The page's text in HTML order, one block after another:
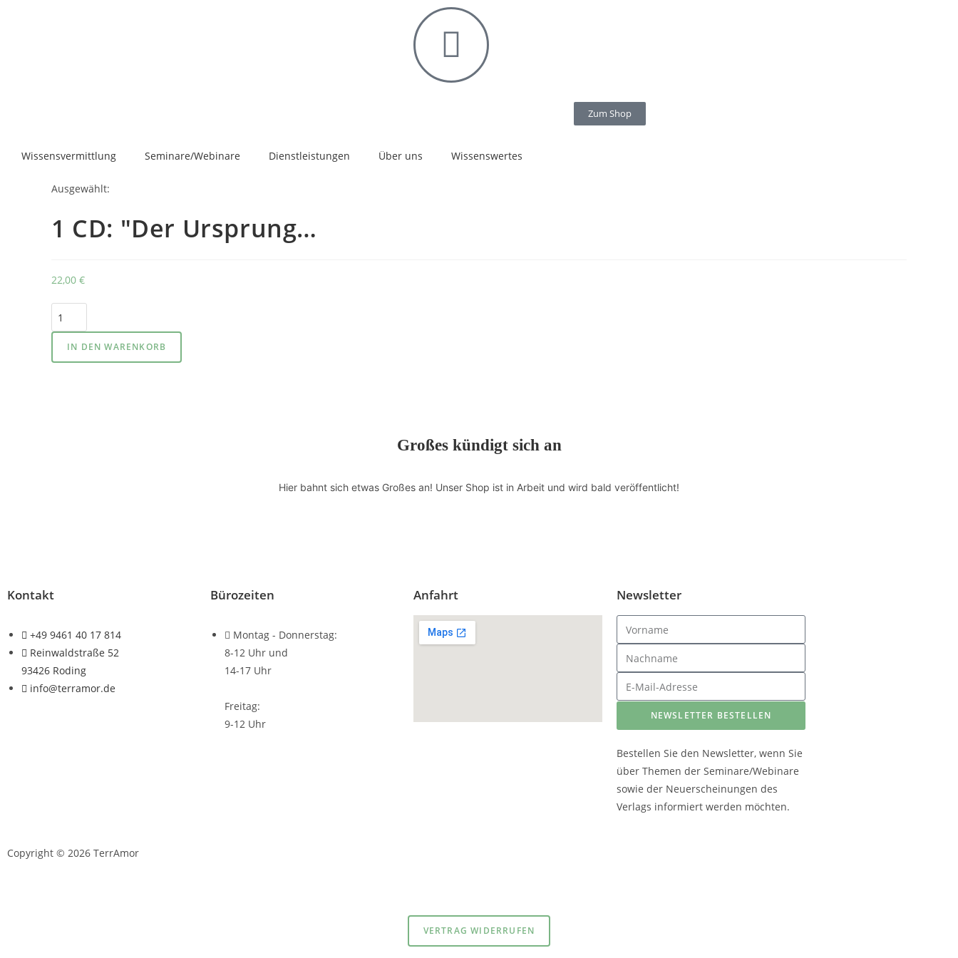
Zum Shop
Wissensvermittlung Seminare/Webinare Dienstleistungen Über uns Wissenswertes
Ausgewählt:
1 CD: "Der Ursprung…
22,00 €
IN DEN WARENKORB
Großes kündigt sich an
Hier bahnt sich etwas Großes an! Unser Shop ist in Arbeit und wird bald veröffentlicht!
Kontakt
+49 9461 40 17 814
Reinwaldstraße 52
93426 Roding
info@terramor.de
Bürozeiten
Montag - Donnerstag:
8-12 Uhr und
14-17 Uhr
Freitag:
9-12 Uhr
Anfahrt Newsletter
NEWSLETTER BESTELLEN
Bestellen Sie den Newsletter, wenn Sie
über Themen der Seminare/Webinare
sowie der Neuerscheinungen des
Verlags informiert werden möchten.
Copyright © 2026 TerrAmor
VERTRAG WIDERRUFEN